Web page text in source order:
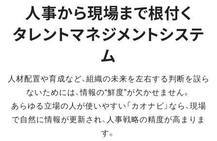
人事から現場まで根付く
タレントマネジメントシステ
ム
人材配置や育成など、組織の未来を左右する判断を誤ら
ないためには、情報の“鮮度”が欠かせません。
あらゆる立場の人が使いやすい「カオナビ」なら、現場
で自然に情報が更新され、人事戦略の精度が高まりま
す。